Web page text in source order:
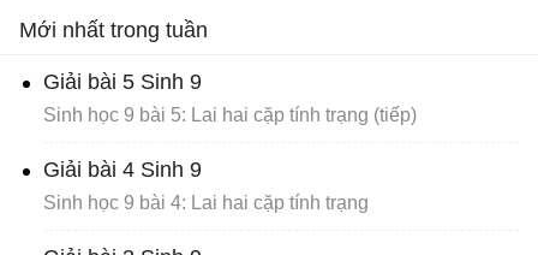
Mới nhất trong tuần
Giải bài 5 Sinh 9
Sinh học 9 bài 5: Lai hai cặp tính trạng (tiếp)
Giải bài 4 Sinh 9
Sinh học 9 bài 4: Lai hai cặp tính trạng